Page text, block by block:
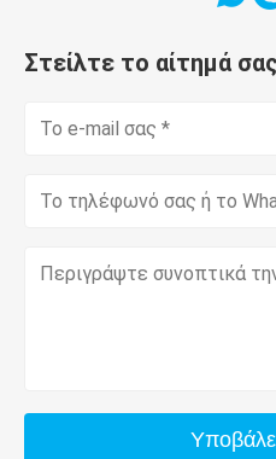
Στείλτε το αίτημά